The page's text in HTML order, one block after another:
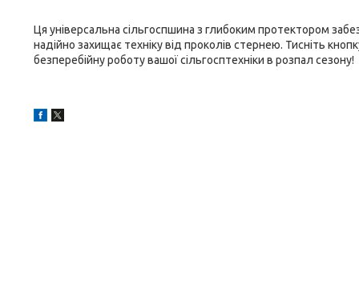
Ця універсальна сільгоспшина з глибоким протектором
надійно захищає техніку від проколів стернею. Тисніть
безперебійну роботу вашої сільгосптехніки в розпал сезону!